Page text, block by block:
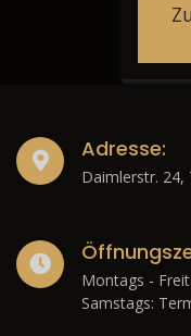
Adresse:
Daimlerstr. 24,
Montags -
Samstags: